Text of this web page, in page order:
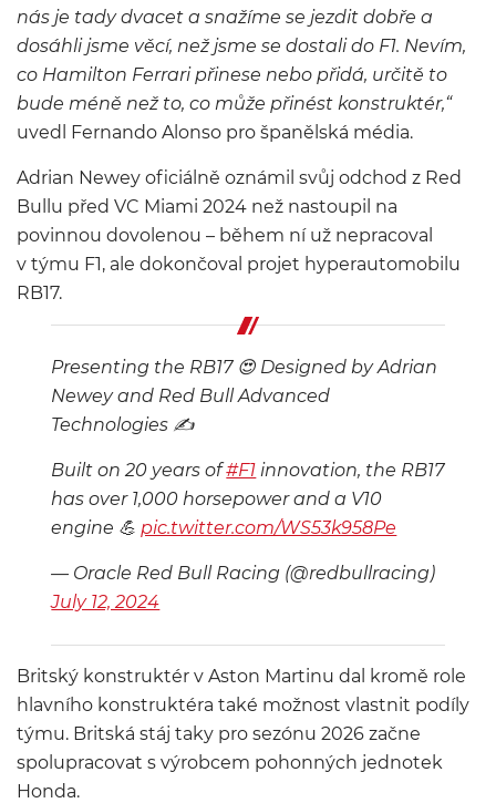
nás je tady dvacet a snažíme se jezdit dobře a
dosáhli jsme věcí, než jsme se dostali do F1. Nevím,
co Hamilton Ferrari přinese nebo přidá, určitě to
bude méně než to, co může přinést konstruktér,“
uvedl Fernando Alonso pro španělská média.
Adrian Newey oficiálně oznámil svůj odchod z Red
Bullu před VC Miami 2024 než nastoupil na
povinnou dovolenou – během ní už nepracoval
v týmu F1, ale dokončoval projet hyperautomobilu
RB17.
Presenting the RB17 😍 Designed by Adrian
Newey and Red Bull Advanced
Technologies ✍️
Built on 20 years of#F1 innovation, the RB17
has over 1,000 horsepower and a V10
engine 💪pic.twitter.com/WS53k958Pe
— Oracle Red Bull Racing (@redbullracing)
July 12, 2024
Britský konstruktér v Aston Martinu dal kromě role
hlavního konstruktéra také možnost vlastnit podíly
týmu. Britská stáj taky pro sezónu 2026 začne
spolupracovat s výrobcem pohonných jednotek
Honda.